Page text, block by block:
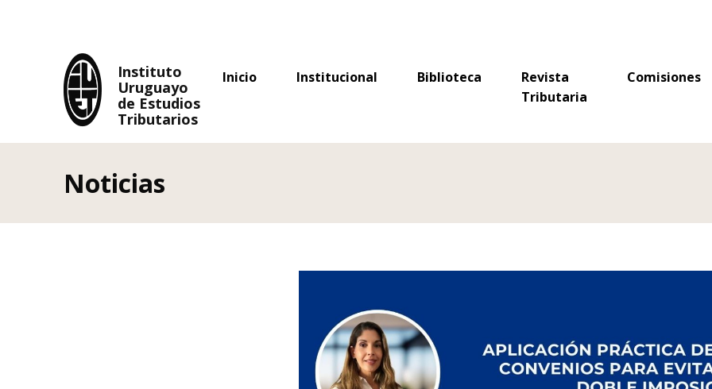
Instituto
Uruguayo
de Estudios
Tributarios
Inicio Institucional Biblioteca
Revista
Tributaria
Comisiones
Noticias